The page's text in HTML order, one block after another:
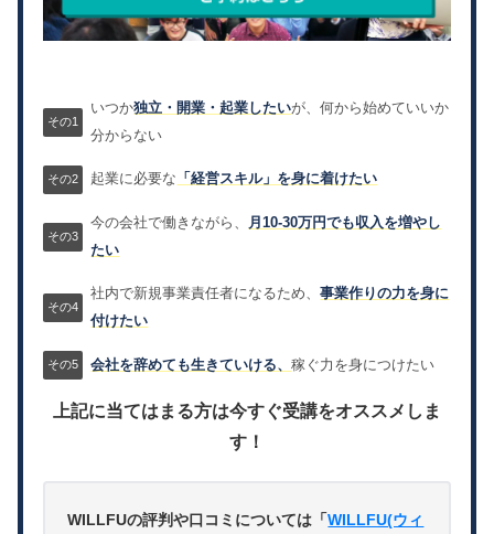
いつか独立・開業・起業したいが、何から始めていいか
分からない
起業に必要な 「経営スキル」を身に着けたい
今の会社で働きながら、
月10-30万円でも収入を増やし
たい
社内で新規事業責任者になるため、事業作りの力を身に
付けたい
会社を辞めても生きていける、稼ぐ力を身につけたい
上記に当てはまる方は今すぐ受講をオススメしま
す！
WILLFUの評判や口コミについては「WILLFU(ウィ